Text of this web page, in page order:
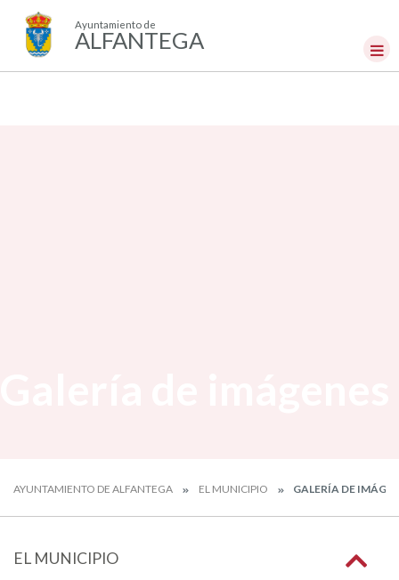
Ayuntamiento de
ALFANTEGA
AYUNTAMIENTO DE ALFANTEGA EL MUNICIPIO GALERÍA DE
EL MUNICIPIO